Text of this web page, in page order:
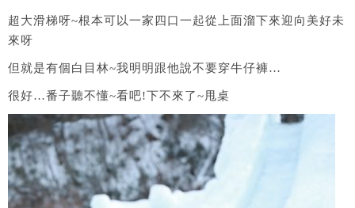
超大滑梯呀~根本可以一家四口一起從上面溜下來迎向美好未
來呀
但就是有個白目林~我明明跟他說不要穿牛仔褲…
很好…番子聽不懂~看吧!下不來了~甩桌